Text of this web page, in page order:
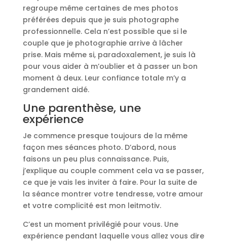
regroupe même certaines de mes photos
préférées depuis que je suis photographe
professionnelle. Cela n’est possible que si le
couple que je photographie arrive à lâcher
prise. Mais même si, paradoxalement, je suis là
pour vous aider à m’oublier et à passer un bon
moment à deux. Leur confiance totale m’y a
grandement aidé.
Une parenthèse, une
expérience
Je commence presque toujours de la même
façon mes séances photo. D’abord, nous
faisons un peu plus connaissance. Puis,
j’explique au couple comment cela va se passer,
ce que je vais les inviter à faire. Pour la suite de
la séance montrer votre tendresse, votre amour
et votre complicité est mon leitmotiv.
C’est un moment privilégié pour vous. Une
expérience pendant laquelle vous allez vous dire